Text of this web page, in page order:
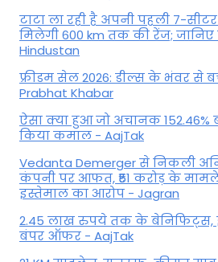
टाटा ला रही है अपनी पहली 7-
मिलेगी 600 km तक की रेंज; जानिए
Hindustan
फ्रीडम सेल 2026: डील्स के भंवर से
Prabhat Khabar
ऐसा क्या हुआ जो अचानक 152.46%
किया कमाल - AajTak
Vedanta Demerger से निकली
कंपनी पर आफत, ₹51 करोड़ के मामले
इस्तेमाल का आरोप - Jagran
2.45 लाख रुपये तक के बेनिफिट्स,
बंपर ऑफर - AajTak